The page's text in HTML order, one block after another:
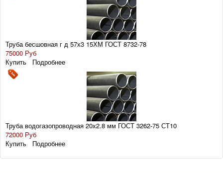
Труба бесшовная г д 57х3 15ХМ ГОСТ 8732-78
75000 Руб
Купить
Подробнее
Труба водогазопроводная 20х2.8 мм ГОСТ 3262-75 СТ10
72000 Руб
Купить
Подробнее